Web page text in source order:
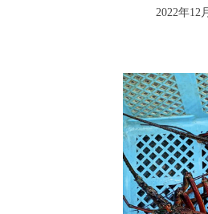
2022年12